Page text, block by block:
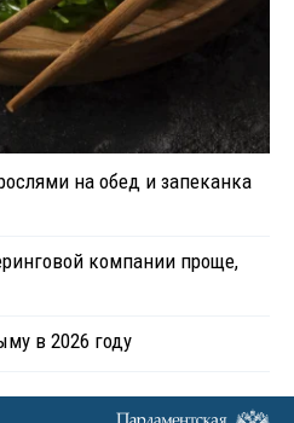
на обед и запеканка
компании проще,
в 2026 году